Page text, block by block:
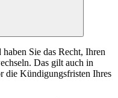
Sie das Recht, Ihren
Das gilt auch in
die Kündigungsfristen Ihres